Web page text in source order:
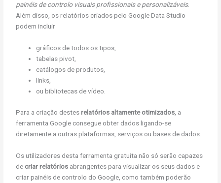
painéis de controlo visuais profissionais e personalizáveis.
Além disso, os relatórios criados pelo Google Data Studio
podem incluir
gráficos de todos os tipos,
tabelas pivot,
catálogos de produtos,
links,
ou bibliotecas de vídeo.
Para a criação destesrelatórios altamente otimizados , a
ferramenta Google consegue obter dados ligando-se
diretamente a outras plataformas, serviços ou bases de dados.
Os utilizadores desta ferramenta gratuita não só serão capazes
de criar relatórios abrangentes para visualizar os seus dados e
criar painéis de controlo do Google, como também poderão